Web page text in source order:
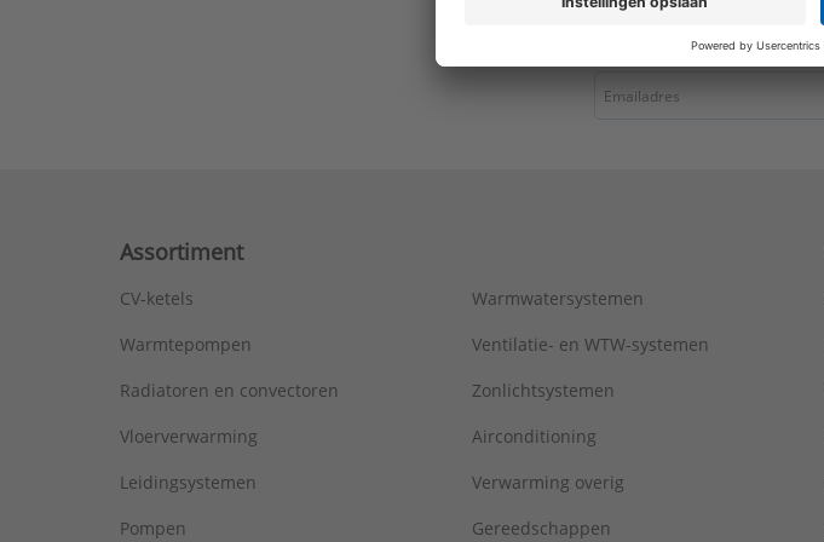
Type: Metro R=2,5
Assortiment
CV-ketels
Warmtepompen
Radiatoren en convectoren
Vloerverwarming
Leidingsystemen
Pompen
Warmwatersystemen
Ventilatie- en WTW-systemen
Zonlichtsystemen
Airconditioning
Verwarming overig
Gereedschappen